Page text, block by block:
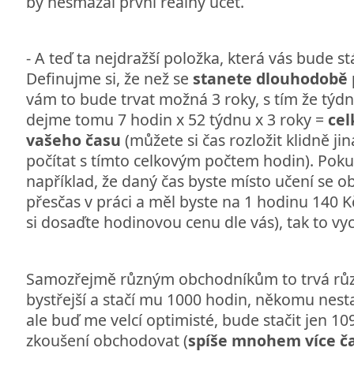
- A teď ta nejdražší položka, která vás bude
Definujme si, že než se stanete
vám to bude trvat možná 3 roky, s tím že
dejme tomu 7 hodin x 52 týdnu x 3 roky =
vašeho času (můžete si čas rozložit klidně
počítat s tímto celkovým počtem hodin).
například, že daný čas byste místo učení se
přesčas v práci a měl byste na 1 hodinu 140
si dosaďte hodinovou cenu dle vás), tak to
Samozřejmě různým obchodníkům to trvá
bystřejší a stačí mu 1000 hodin, někomu
ale buď me velcí optimisté, bude stačit jen
zkoušení obchodovat (spíše mnohem více